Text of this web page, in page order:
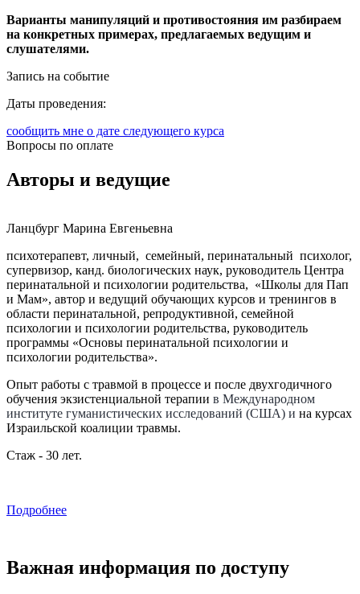
Варианты манипуляций и противостояния им разбираем
на конкретных примерах, предлагаемых ведущим и
слушателями.
Запись на событие
Даты проведения:
сообщить мне о дате следующего курса
Вопросы по оплате
Авторы и ведущие
Ланцбург Марина Евгеньевна
психотерапевт, личный, семейный, перинатальный психолог,
супервизор, канд. биологических наук, руководитель Центра
перинатальной и психологии родительства, «Школы для Пап
и Мам», автор и ведущий обучающих курсов и тренингов в
области перинатальной, репродуктивной, семейной
психологии и психологии родительства, руководитель
программы «Основы перинатальной психологии и
психологии родительства».
Опыт работы с травмой в процессе и после двухгодичного
обучения экзистенциальной терапии в Международном
институте гуманистических исследований (США) и на курсах
Израильской коалиции травмы.
Стаж - 30 лет.
Подробнее
Важная информация по доступу